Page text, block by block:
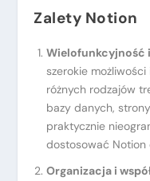
Zalety Notion
Wielofunkcyjność
szerokie
różnych rodzajów
bazy danych,
praktycznie
dostosować
Organizacja i